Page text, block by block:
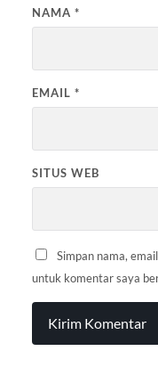
NAMA *
EMAIL *
SITUS WEB
Simpan nama,
untuk komentar saya